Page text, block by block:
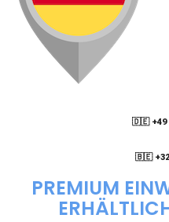
🇩🇪 +49
🇧🇪 +32
PREMIUM